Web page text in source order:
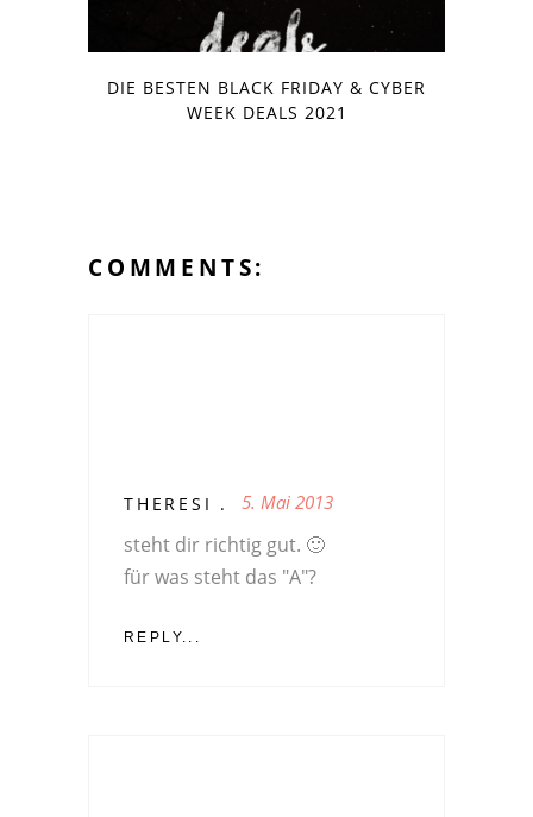
DIE BESTEN BLACK FRIDAY & CYBER
WEEK DEALS 2021
COMMENTS:
THERESI . 5. Mai 2013
steht dir richtig gut. 🙂
für was steht das "A"?
REPLY...